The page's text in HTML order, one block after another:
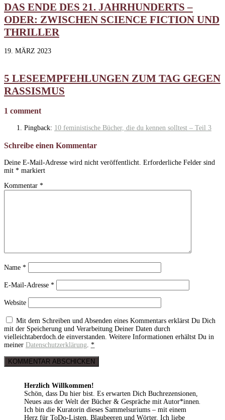
DAS ENDE DES 21. JAHRHUNDERTS –
ODER: ZWISCHEN SCIENCE FICTION UND
THRILLER
19. MÄRZ 2023
5 LESEEMPFEHLUNGEN ZUM TAG GEGEN
RASSISMUS
1 comment
Pingback: 10 feministische Bücher, die du kennen solltest – Teil 3
Schreibe einen Kommentar
Deine E-Mail-Adresse wird nicht veröffentlicht. Erforderliche Felder sind
mit * markiert
Kommentar *
Name *
E-Mail-Adresse *
Website
Mit dem Schreiben und Absenden eines Kommentars erklärst Du Dich
mit der Speicherung und Verarbeitung Deiner Daten durch
vielleichtaberdoch.de einverstanden. Weitere Informationen erhältst Du in
meiner Datenschutzerklärung. *
Herzlich Willkommen!
Schön, dass Du hier bist. Es erwarten Dich Buchrezensionen,
Neues aus der Welt der Bücher & Gespräche mit Autor*innen.
Ich bin die Kuratorin dieses Sammelsuriums – mit einem
Herz für ToDo-Listen, Blaubeeren und Wörter. Ich liebe